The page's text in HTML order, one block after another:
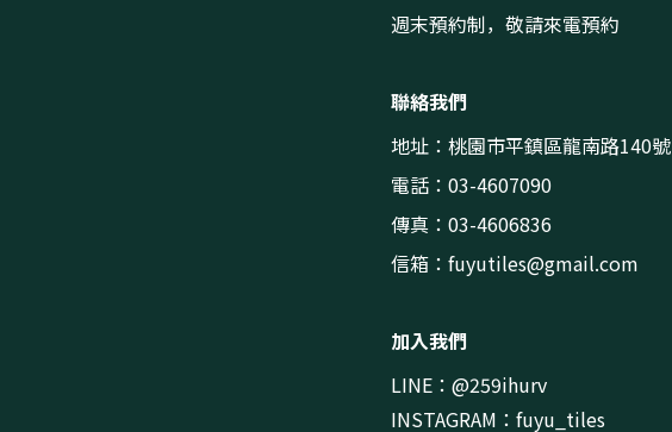
週末預約制，敬請來電預約
聯絡我們
地址：桃園市平鎮區龍南路140號
電話：03-4607090
傳真：03-4606836
信箱： fuyutiles@gmail.com
加入我們
LINE：@259ihurv
INSTAGRAM：fuyu_tiles